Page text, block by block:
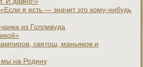
я есть — значит это кому-нибудь
из Голливуда
святош, маньяков и
мы на Родину